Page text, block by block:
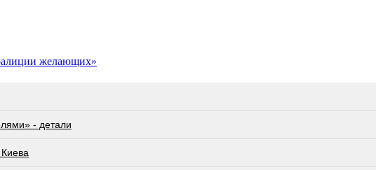
желающих»
- детали